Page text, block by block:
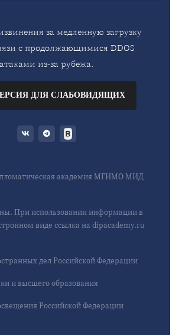
за медленную загрузку
с продолжающимися DDOS
атаками из-за рубежа.
ДЛЯ СЛАБОВИДЯЩИХ
академия МГИМО МИД
При использовании информации в
виде ссылка на dipacademy.ru
дел Российской Федерации
и высшего образования
Российской Федерации